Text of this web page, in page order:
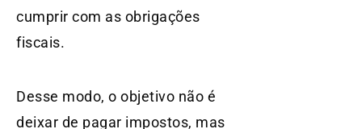
cumprir com as obrigações
fiscais.
Desse modo, o objetivo não é
deixar de pagar impostos, mas